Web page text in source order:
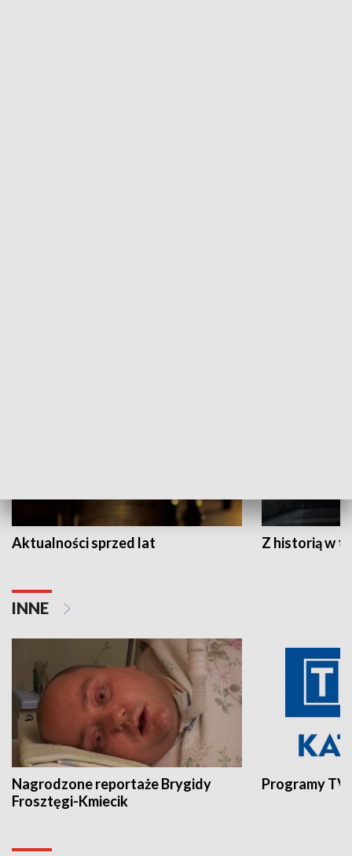
Aktualności sprzed lat Z historią w
INNE
Nagrodzone reportaże Brygidy
Frosztęgi-Kmiecik
Programy